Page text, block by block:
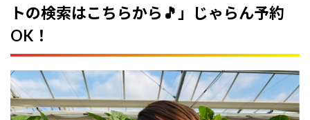
トの検索はこちらから🎵」じゃらん予約
OK！